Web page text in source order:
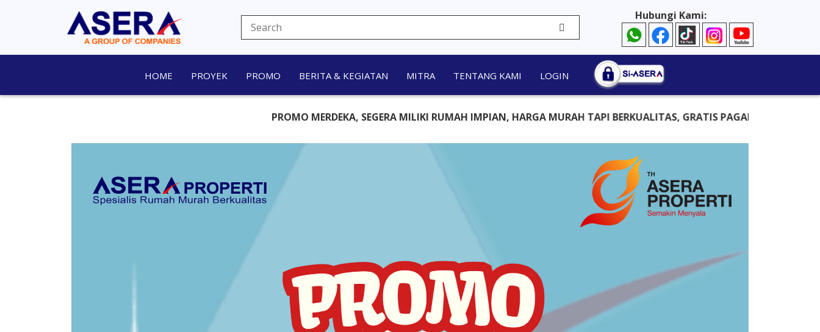
Hubungi Kami:
HOME PROYEK PROMO BERITA & KEGIATAN MITRA TENTANG KAMI LOGIN
PROMO MERDEKA, SEGERA MILIKI RUMAH IMPIAN, HARGA MURAH TAPI BERKUALITAS, GRATIS PAGAR, GRATIS KANOPI, DAN